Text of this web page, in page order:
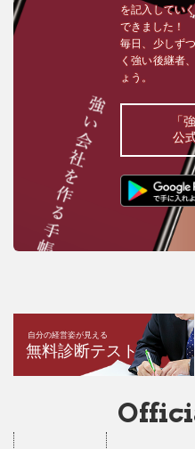
を記入してい
できました！
毎日、少しず
く強い後継者
ょう。
「
公
自分の経営姿が見える
無料診断テスト